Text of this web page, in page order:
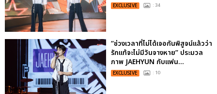
EXCLUSIVE : 34
“ช่วงเวลาที่ไม่ได้เจอกันพิสูจน์แล้วว่า
รักแท้จะไม่มีวันจางหาย” ประมวล
ภาพ JAEHYUN กับแฟน...
EXCLUSIVE : 10